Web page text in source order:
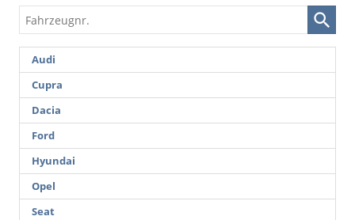
Fahrzeugnr.
Audi
Cupra
Dacia
Ford
Hyundai
Opel
Seat